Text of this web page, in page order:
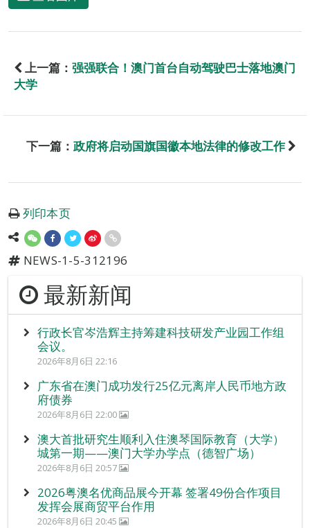
上一篇： 强强联合！澳门首台自动驾驶巴士落地澳门
大学
下一篇： 政府将启动国旗国徽本地法律的修改工作
列印本页
NEWS-1-5-312196
最新新闻
行政长官岑浩辉主持筹建科技研发产业园工作组
会议。
2026年8月6日 22:16
广东省在澳门成功发行25亿元离岸人民币地方政
府债券
2026年8月6日 22:00
澳大首批研究生顺利入住澳琴国际教育（大学）
城第一期——澳门大学办学点（德智广场）
2026年8月6日 20:57
2026粤澳名优商品展今开幕 签署49份合作项目
发挥会展商贸平台作用
2026年8月6日 20:45